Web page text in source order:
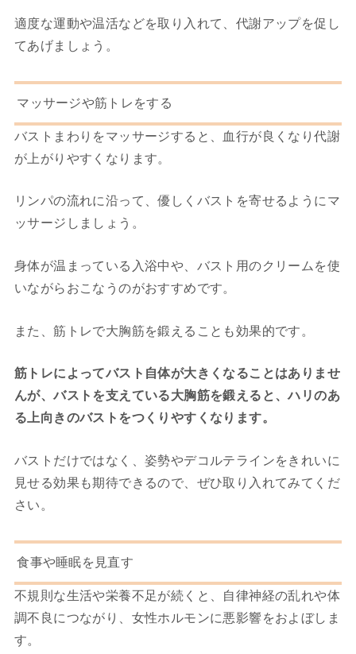
適度な運動や温活などを取り入れて、代謝アップを促し
てあげましょう。
マッサージや筋トレをする
バストまわりをマッサージすると、血行が良くなり代謝
が上がりやすくなります。
リンパの流れに沿って、優しくバストを寄せるようにマ
ッサージしましょう。
身体が温まっている入浴中や、バスト用のクリームを使
いながらおこなうのがおすすめです。
また、筋トレで大胸筋を鍛えることも効果的です。
筋トレによってバスト自体が大きくなることはありませ
んが、バストを支えている大胸筋を鍛えると、ハリのあ
る上向きのバストをつくりやすくなります。
バストだけではなく、姿勢やデコルテラインをきれいに
見せる効果も期待できるので、ぜひ取り入れてみてくだ
さい。
食事や睡眠を見直す
不規則な生活や栄養不足が続くと、自律神経の乱れや体
調不良につながり、女性ホルモンに悪影響をおよぼしま
す。